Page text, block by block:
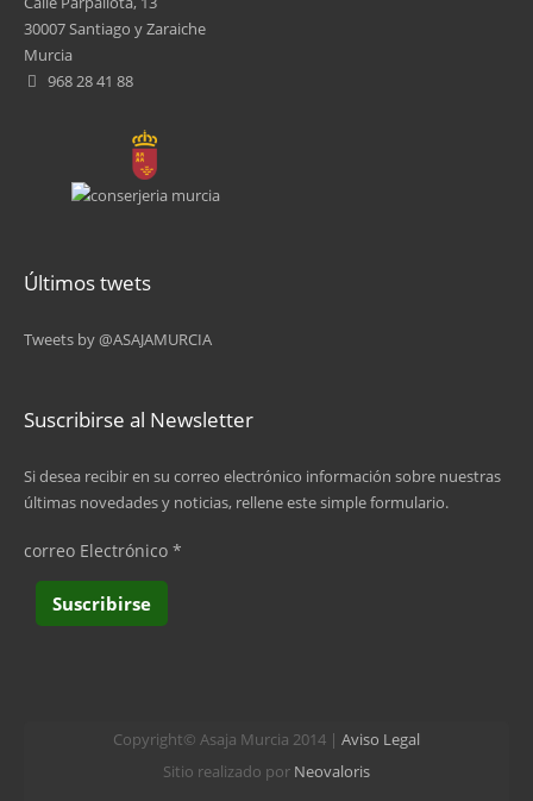
9
última »
30007 Santiago y Zaraiche
Murcia
968 28 41 88
Últimos twets
Tweets by @ASAJAMURCIA
Suscribirse al Newsletter
Si desea recibir en su correo electrónico información sobre nuestras
últimas novedades y noticias, rellene este simple formulario.
correo Electrónico *
Copyright© Asaja Murcia 2014 | Aviso Legal
Sitio realizado por Neovaloris